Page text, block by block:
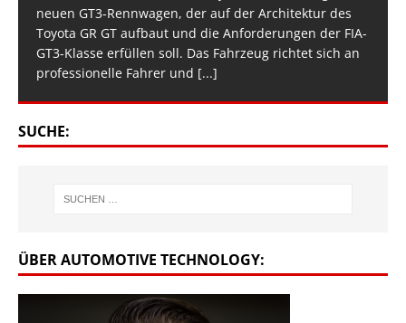
neuen GT3-Rennwagen, der auf der Architektur des
Toyota GR GT aufbaut und die Anforderungen der FIA-
GT3-Klasse erfüllen soll. Das Fahrzeug richtet sich an
professionelle Fahrer und [...]
SUCHE:
ÜBER AUTOMOTIVE TECHNOLOGY: